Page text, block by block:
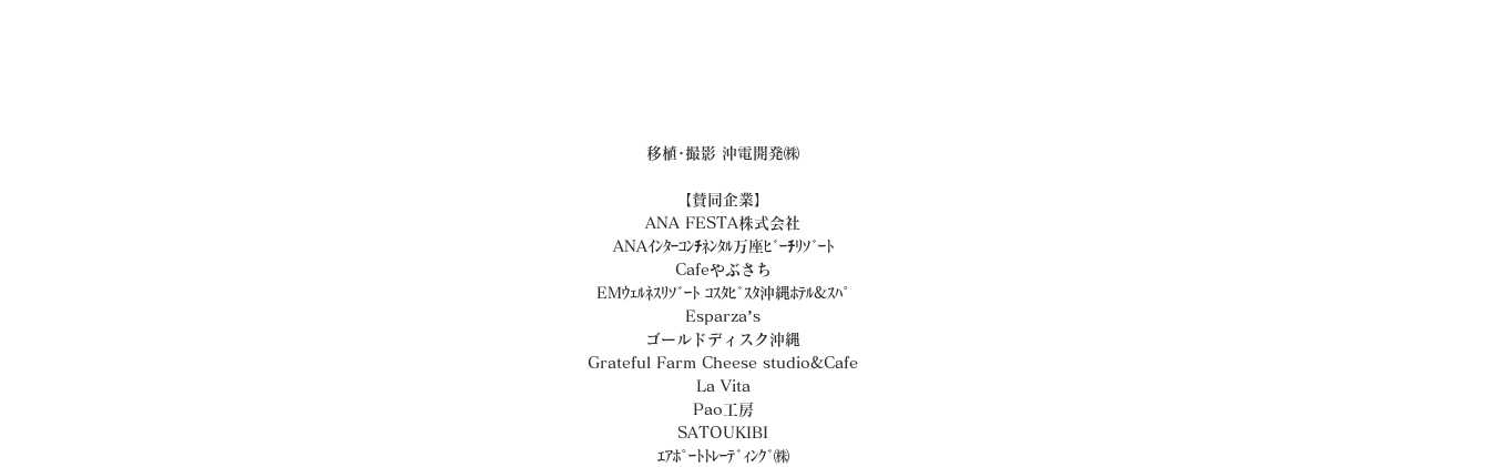
移植･撮影 沖電開発㈱
【賛同企業】
ANA FESTA株式会社
ANAｲﾝﾀｰｺﾝﾁﾈﾝﾀﾙ万座ﾋﾞｰﾁﾘｿﾞｰﾄ
Cafeやぶさち
EMｳｪﾙﾈｽﾘｿﾞｰﾄ ｺｽﾀﾋﾞｽﾀ沖縄ﾎﾃﾙ&ｽﾊﾟ
Esparza’s
ゴールドディスク沖縄
Grateful Farm Cheese studio&Cafe
La Vita
Pao工房
SATOUKIBI
ｴｱﾎﾟｰﾄﾄﾚｰﾃﾞｨﾝｸﾞ㈱